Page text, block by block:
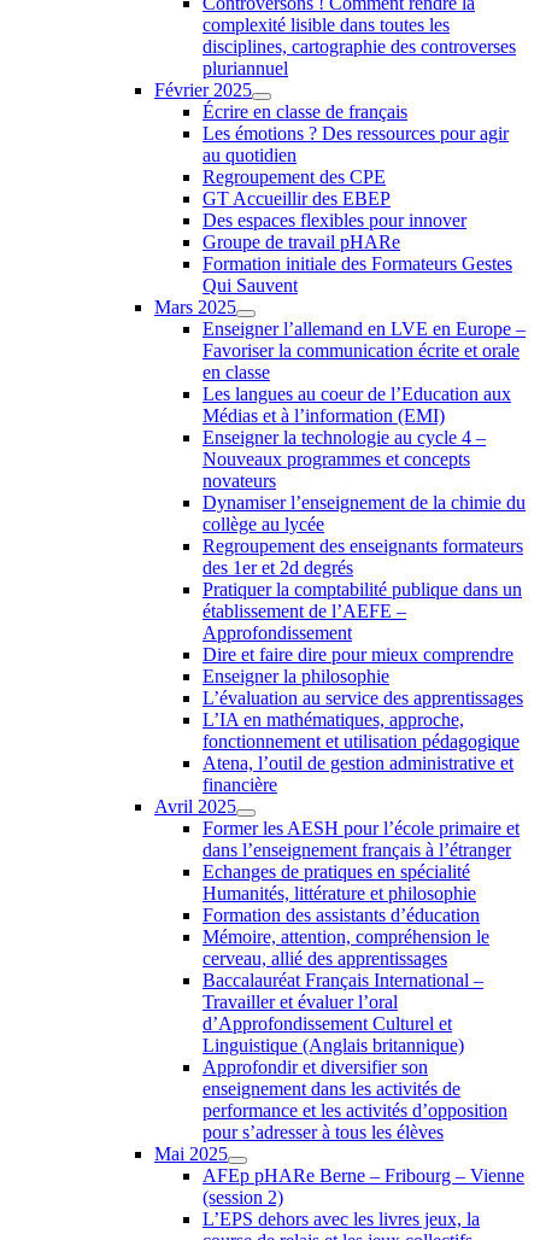
complexité lisible dans toutes les
disciplines, cartographie des controverses
pluriannuel
Février 2025
Écrire en classe de français
Les émotions ? Des ressources pour agir
au quotidien
Regroupement des CPE
GT Accueillir des EBEP
Des espaces flexibles pour innover
Groupe de travail pHARe
Formation initiale des Formateurs Gestes
Qui Sauvent
Mars 2025
Enseigner l’allemand en LVE en Europe –
Favoriser la communication écrite et orale
en classe
Les langues au coeur de l’Education aux
Médias et à l’information (EMI)
Enseigner la technologie au cycle 4 –
Nouveaux programmes et concepts
novateurs
Dynamiser l’enseignement de la chimie du
collège au lycée
Regroupement des enseignants formateurs
des 1er et 2d degrés
Pratiquer la comptabilité publique dans un
établissement de l’AEFE –
Approfondissement
Dire et faire dire pour mieux comprendre
Enseigner la philosophie
L’évaluation au service des apprentissages
L’IA en mathématiques, approche,
fonctionnement et utilisation pédagogique
Atena, l’outil de gestion administrative et
financière
Avril 2025
Former les AESH pour l’école primaire et
dans l’enseignement français à l’étranger
Echanges de pratiques en spécialité
Humanités, littérature et philosophie
Formation des assistants d’éducation
Mémoire, attention, compréhension le
cerveau, allié des apprentissages
Baccalauréat Français International –
Travailler et évaluer l’oral
d’Approfondissement Culturel et
Linguistique (Anglais britannique)
Approfondir et diversifier son
enseignement dans les activités de
performance et les activités d’opposition
pour s’adresser à tous les élèves
Mai 2025
AFEp pHARe Berne – Fribourg – Vienne
(session 2)
L’EPS dehors avec les livres jeux, la